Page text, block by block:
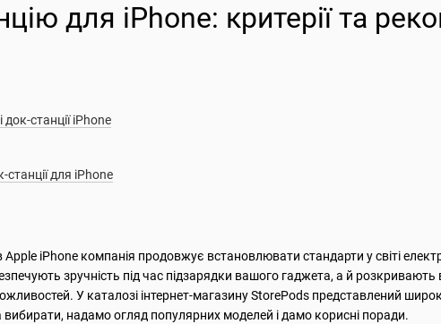
для iPhone: критерії та
станції iPhone
для iPhone
iPhone компанія продовжує встановлювати стандарти у світі
зручність під час підзарядки вашого гаджета, а й
У каталозі інтернет-магазину StorePods представлений
надамо огляд популярних моделей і дамо корисні поради.